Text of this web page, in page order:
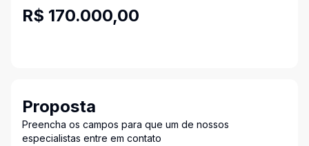
R$ 170.000,00
Proposta
Preencha os campos para que um de nossos
especialistas entre em contato